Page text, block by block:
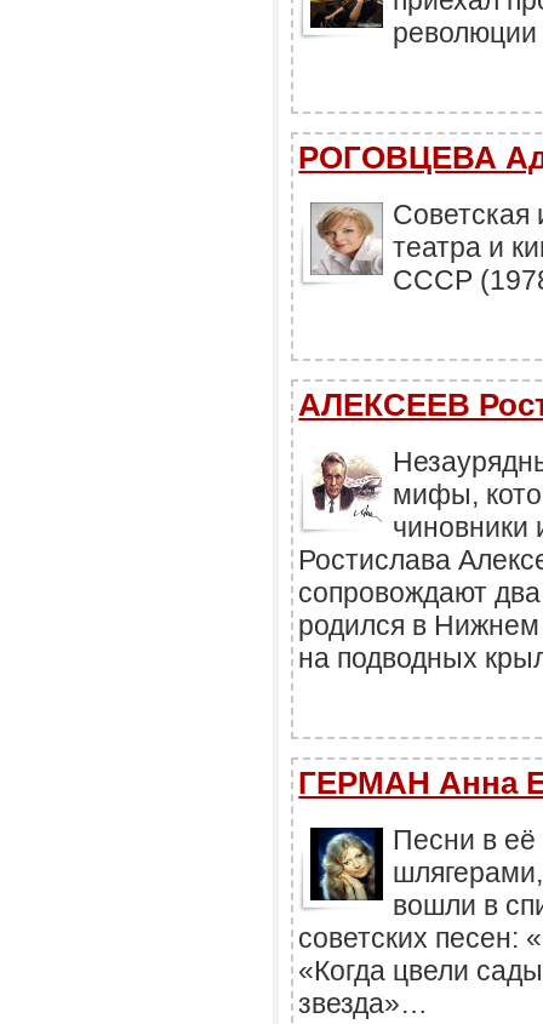
РОГОВЦЕВА
Советская
театра и
СССР
АЛЕКСЕЕВ
мифы,
Ростислава
сопровождают
родился в Нижнем
на подводных
ГЕРМАН Анна
Песни в её
вошли в
советских
«Когда цвели
звезда»…